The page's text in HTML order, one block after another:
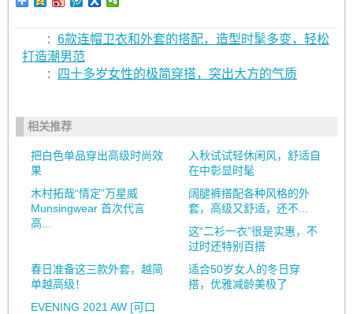
: 6款连帽卫衣和外套的搭配，造型时髦多变，轻松
打造潮男范
:
四十多岁女性的极简穿搭，突出大方的气质
相关推荐
把白色单品穿出高级时尚效
果
入秋试试轻休闲风，舒适自
在中彰显时髦
木村拓哉“情定”万星威
Munsingwear 首次代言
高...
阔腿裤搭配各种风格的外
套，高级又舒适，还不...
这“二衫一衣”很是实惠，不
过时还特别百搭
春日准备这三款外套，越简
单越高级！
适合50岁女人的冬日穿
搭，优雅减龄美极了
EVENING 2021 AW [可口